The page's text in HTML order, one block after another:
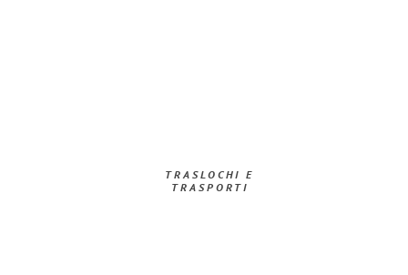
TRASLOCHI E
TRASPORTI​